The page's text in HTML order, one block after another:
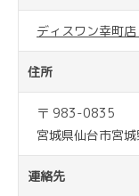
ディスワン幸町店
住所
〒 983-0835
宮城県仙台市宮
連絡先